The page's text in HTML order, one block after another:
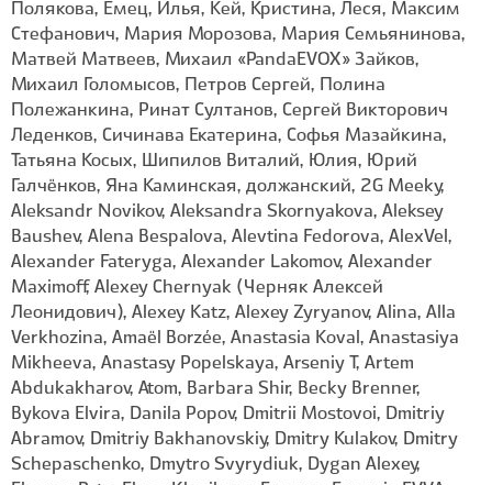
Полякова, Емец, Илья, Кей, Кристина, Леся, Максим
Стефанович, Мария Морозова, Мария Семьянинова,
Матвей Матвеев, Михаил «PandaEVOX» Зайков,
Михаил Голомысов, Петров Сергей, Полина
Полежанкина, Ринат Султанов, Сергей Викторович
Леденков, Сичинава Екатерина, Софья Мазайкина,
Татьяна Косых, Шипилов Виталий, Юлия, Юрий
Галчёнков, Яна Каминская, должанский, 2G Meeky,
Aleksandr Novikov, Aleksandra Skornyakova, Aleksey
Baushev, Alena Bespalova, Alevtina Fedorova, AlexVel,
Alexander Fateryga, Alexander Lakomov, Alexander
Maximoff, Alexey Chernyak (Черняк Алексей
Леонидович), Alexey Katz, Alexey Zyryanov, Alina, Alla
Verkhozina, Amaël Borzée, Anastasia Koval, Anastasiya
Mikheeva, Anastasy Popelskaya, Arseniy T, Artem
Abdukakharov, Atom, Barbara Shir, Becky Brenner,
Bykova Elvira, Danila Popov, Dmitrii Mostovoi, Dmitriy
Abramov, Dmitriy Bakhanovskiy, Dmitry Kulakov, Dmitry
Schepaschenko, Dmytro Svyrydiuk, Dygan Alexey,